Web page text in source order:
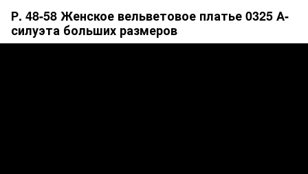
Р. 48-58 Женское вельветовое платье 0325 А-
силуэта больших размеров